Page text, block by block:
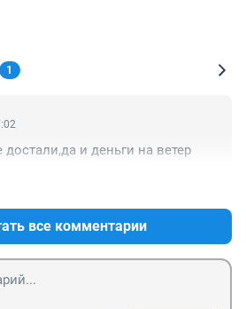
1
и деньги на ветер
все комментарии